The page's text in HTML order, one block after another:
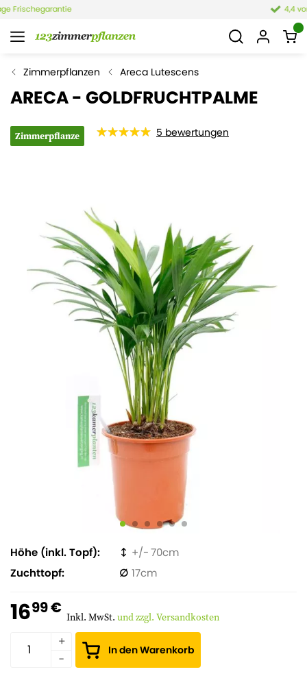
Zimmerpflanzen Areca Lutescens
ARECA - GOLDFRUCHTPALME
Zimmerpflanze 5 bewertungen
Höhe (inkl. Topf)
70
Zuchttopf
17
1699 € Inkl. MwSt. und zzgl. Versandkosten
In den Warenkorb